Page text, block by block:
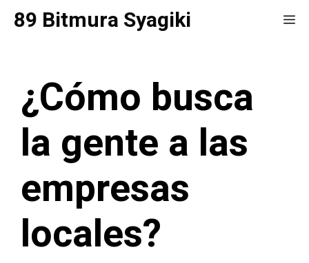
Saltar
89 Bitmura Syagiki
¿Cómo busca
la gente a las
empresas
locales?